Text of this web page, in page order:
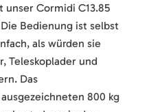
Cormidi C13.85
Bedienung ist selbst
als würden sie
Teleskoplader und
Das
800 kg